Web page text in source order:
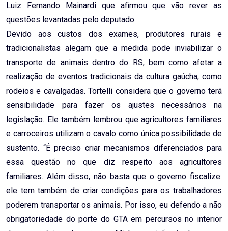
Luiz Fernando Mainardi que afirmou que vão rever as
questões levantadas pelo deputado.
Devido aos custos dos exames, produtores rurais e
tradicionalistas alegam que a medida pode inviabilizar o
transporte de animais dentro do RS, bem como afetar a
realização de eventos tradicionais da cultura gaúcha, como
rodeios e cavalgadas. Tortelli considera que o governo terá
sensibilidade para fazer os ajustes necessários na
legislação. Ele também lembrou que agricultores familiares
e carroceiros utilizam o cavalo como única possibilidade de
sustento. “É preciso criar mecanismos diferenciados para
essa questão no que diz respeito aos agricultores
familiares. Além disso, não basta que o governo fiscalize:
ele tem também de criar condições para os trabalhadores
poderem transportar os animais. Por isso, eu defendo a não
obrigatoriedade do porte do GTA em percursos no interior